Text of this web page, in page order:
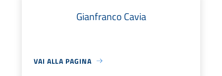
Gianfranco Cavia
VAI ALLA PAGINA